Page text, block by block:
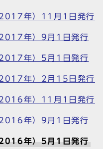
年）11月1日発行
年）9月1日発行
年）5月1日発行
年）2月15日発行
年）11月1日発行
年）9月1日発行
年）5月1日発行